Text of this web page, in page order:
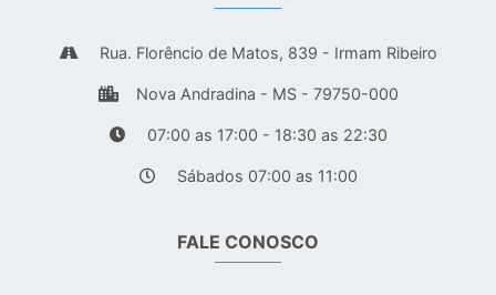
Rua. Florêncio de Matos, 839 - Irmam Ribeiro
Nova Andradina - MS - 79750-000
07:00 as 17:00 - 18:30 as 22:30
Sábados 07:00 as 11:00
FALE CONOSCO